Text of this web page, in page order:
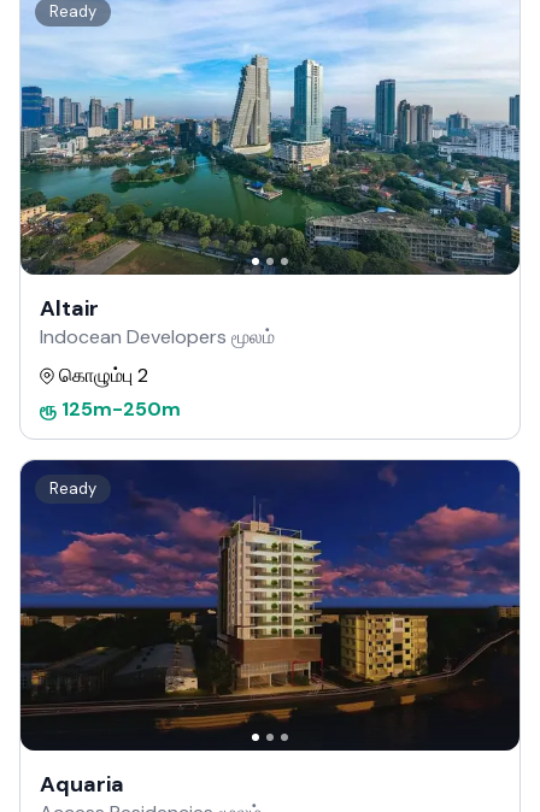
Ready
Altair
Indocean Developers மூலம்
கொழும்பு 2
ரூ 125m-250m
Ready
Aquaria